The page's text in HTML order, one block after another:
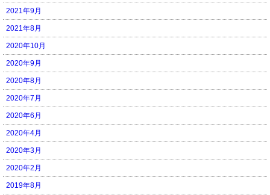
2021年9月
2021年8月
2020年10月
2020年9月
2020年8月
2020年7月
2020年6月
2020年4月
2020年3月
2020年2月
2019年8月